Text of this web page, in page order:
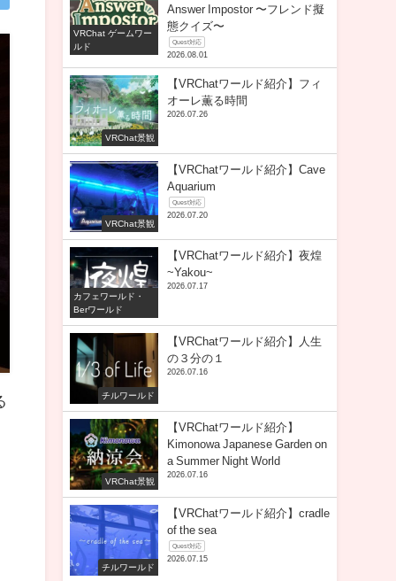
VRChat ゲームワー
ルド
Answer Impostor 〜フレンド擬
態クイズ〜
Quest対応
2026.08.01
VRChat景観
【VRChatワールド紹介】フィ
オーレ薫る時間
2026.07.26
VRChat景観
【VRChatワールド紹介】Cave
Aquarium
Quest対応
2026.07.20
カフェワールド・
Berワールド
【VRChatワールド紹介】夜煌
~Yakou~
2026.07.17
チルワールド
【VRChatワールド紹介】人生
の３分の１
2026.07.16
VRChat景観
【VRChatワールド紹介】
Kimonowa Japanese Garden on
a Summer Night World
2026.07.16
チルワールド
【VRChatワールド紹介】cradle
of the sea
Quest対応
2026.07.15